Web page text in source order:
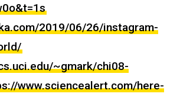
2019/06/26/instagram-
~gmark/chi08-
www.sciencealert.com/here-